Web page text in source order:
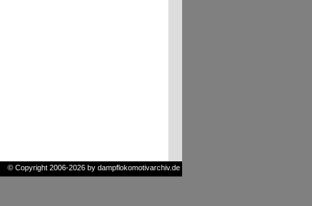
© Copyright 2006-2026 by dampflokomotivarchiv.de